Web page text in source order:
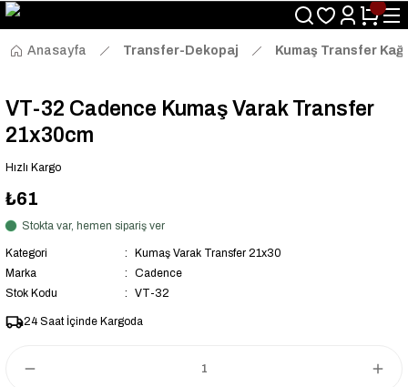
Size Özel "HG10" Kodu ile Sepette Hemen %10 İndirim Fırsatını
Kaçırmayın!
Anasayfa
Transfer-Dekopaj Kumaş Transfer
VT-32 Cadence Kumaş Varak Transfer
21x30cm
Hızlı Kargo
₺61
Stokta var, hemen sipariş ver
Kategori
Kumaş Varak Transfer 21x30
Marka
Cadence
Stok Kodu
VT-32
24 Saat İçinde Kargoda